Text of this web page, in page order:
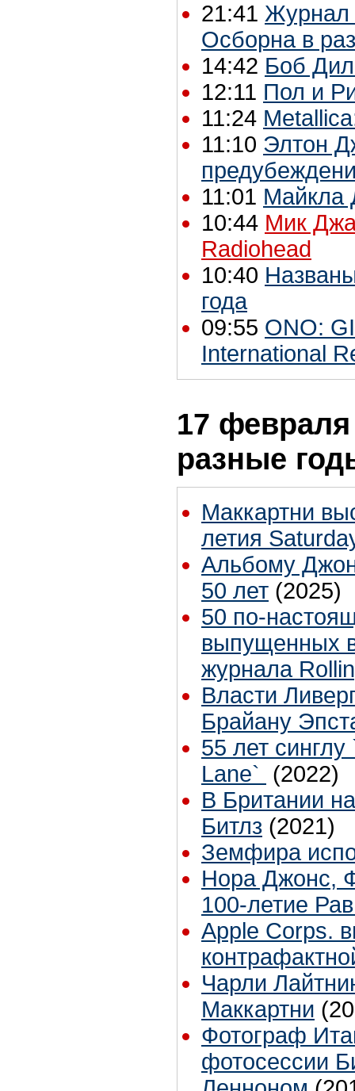
21:41 Журнал
Осборна в
14:42 Боб
12:11 Пол и
11:24
11:10 Элтон
11:01 Майкла
10:44 Мик
Radiohead
10:40
года
09:55 ONO:
International
17 февраля
разные
Маккартни
летия
Альбому
50 лет (2025)
50 по-
выпущенных
журнала
Власти
Брайану
55 лет
Lane` (2022)
В Британии
Битлз (2021)
Земфира
Нора Джонс,
100-летие
Apple Corps.
Чарли
Маккартни
Фотограф
фотосессии